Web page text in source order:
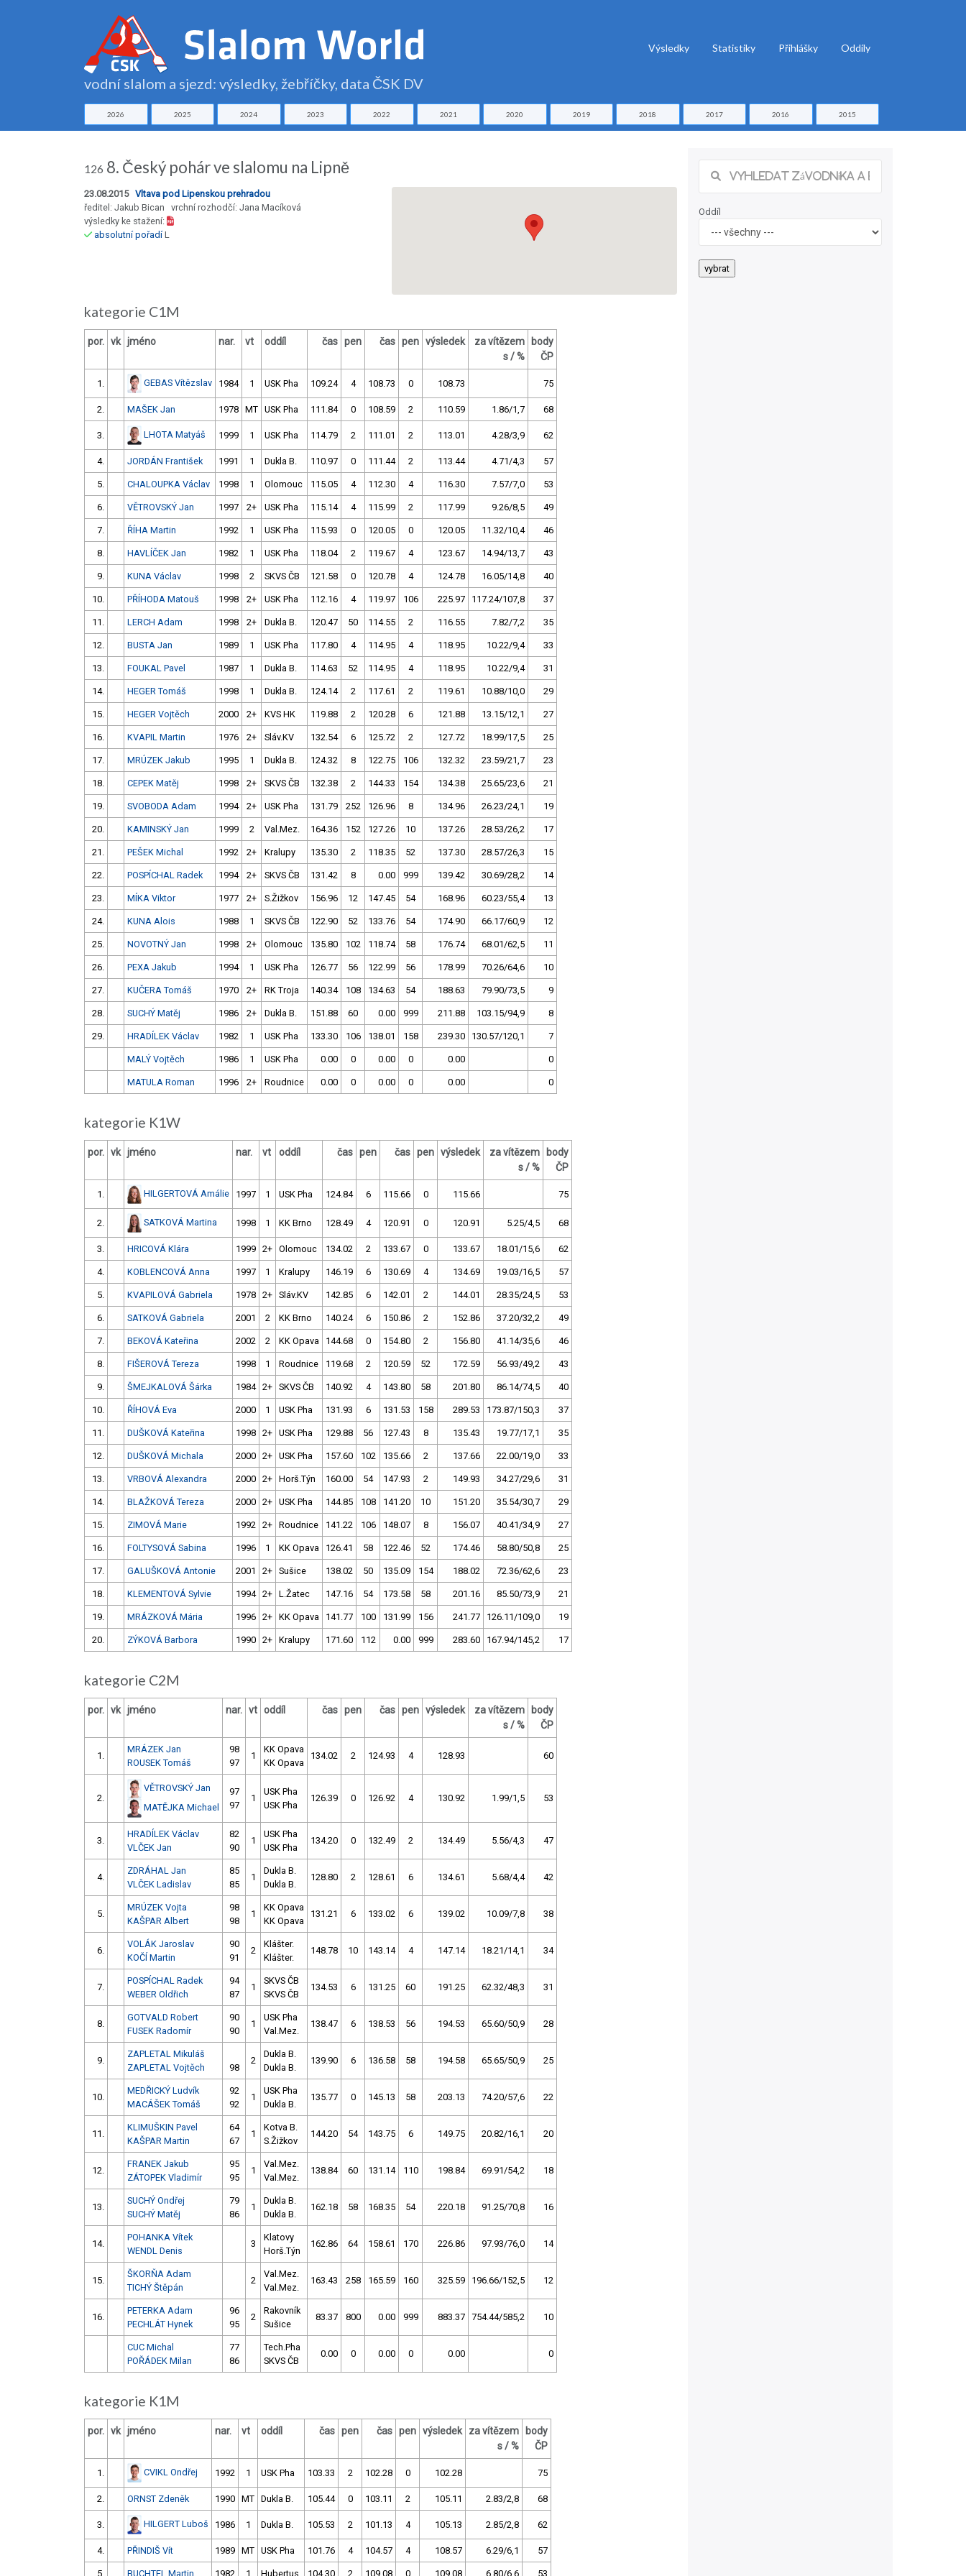
vodní slalom a sjezd: výsledky, žebříčky, data ČSK DV
Výsledky Statistiky Přihlášky Oddíly
2026 2025 2024 2023 2022 2021 2020 2019 2018 2017 2016 2015
126 8. Český pohár ve slalomu na Lipně
23.08.2015 Vltava pod Lipenskou prehradou
ředitel: Jakub Bican vrchní rozhodčí: Jana Macíková
výsledky ke stažení:
absolutní pořadíL
kategorie C1M
por. vk jméno nar. vt oddíl čas pen čas pen výsledek
za vítězem
s / %
body
ČP
1. GEBAS Vítězslav 1984 1 USK Pha 109.24 4 108.73 0 108.73 75
2. MAŠEK Jan 1978 MT USK Pha 111.84 0 108.59 2 110.59 1.86/1,7 68
3. LHOTA Matyáš 1999 1 USK Pha 114.79 2 111.01 2 113.01 4.28/3,9 62
4. JORDÁN František 1991 1 Dukla B. 110.97 0 111.44 2 113.44 4.71/4,3 57
5. CHALOUPKA Václav 1998 1 Olomouc 115.05 4 112.30 4 116.30 7.57/7,0 53
6. VĚTROVSKÝ Jan 1997 2+ USK Pha 115.14 4 115.99 2 117.99 9.26/8,5 49
7. ŘÍHA Martin 1992 1 USK Pha 115.93 0 120.05 0 120.05 11.32/10,4 46
8. HAVLÍČEK Jan 1982 1 USK Pha 118.04 2 119.67 4 123.67 14.94/13,7 43
9. KUNA Václav 1998 2 SKVS ČB 121.58 0 120.78 4 124.78 16.05/14,8 40
10. PŘÍHODA Matouš 1998 2+ USK Pha 112.16 4 119.97 106 225.97 117.24/107,8 37
11. LERCH Adam 1998 2+ Dukla B. 120.47 50 114.55 2 116.55 7.82/7,2 35
12. BUSTA Jan 1989 1 USK Pha 117.80 4 114.95 4 118.95 10.22/9,4 33
13. FOUKAL Pavel 1987 1 Dukla B. 114.63 52 114.95 4 118.95 10.22/9,4 31
14. HEGER Tomáš 1998 1 Dukla B. 124.14 2 117.61 2 119.61 10.88/10,0 29
15. HEGER Vojtěch 2000 2+ KVS HK 119.88 2 120.28 6 121.88 13.15/12,1 27
16. KVAPIL Martin 1976 2+ Sláv.KV 132.54 6 125.72 2 127.72 18.99/17,5 25
17. MRÚZEK Jakub 1995 1 Dukla B. 124.32 8 122.75 106 132.32 23.59/21,7 23
18. CEPEK Matěj 1998 2+ SKVS ČB 132.38 2 144.33 154 134.38 25.65/23,6 21
19. SVOBODA Adam 1994 2+ USK Pha 131.79 252 126.96 8 134.96 26.23/24,1 19
20. KAMINSKÝ Jan 1999 2 Val.Mez. 164.36 152 127.26 10 137.26 28.53/26,2 17
21. PEŠEK Michal 1992 2+ Kralupy 135.30 2 118.35 52 137.30 28.57/26,3 15
22. POSPÍCHAL Radek 1994 2+ SKVS ČB 131.42 8 0.00 999 139.42 30.69/28,2 14
23. MÍKA Viktor 1977 2+ S.Žižkov 156.96 12 147.45 54 168.96 60.23/55,4 13
24. KUNA Alois 1988 1 SKVS ČB 122.90 52 133.76 54 174.90 66.17/60,9 12
25. NOVOTNÝ Jan 1998 2+ Olomouc 135.80 102 118.74 58 176.74 68.01/62,5 11
26. PEXA Jakub 1994 1 USK Pha 126.77 56 122.99 56 178.99 70.26/64,6 10
27. KUČERA Tomáš 1970 2+ RK Troja 140.34 108 134.63 54 188.63 79.90/73,5 9
28. SUCHÝ Matěj 1986 2+ Dukla B. 151.88 60 0.00 999 211.88 103.15/94,9 8
29. HRADÍLEK Václav 1982 1 USK Pha 133.30 106 138.01 158 239.30 130.57/120,1 7
MALÝ Vojtěch 1986 1 USK Pha 0.00 0 0.00 0 0.00 0
MATULA Roman 1996 2+ Roudnice 0.00 0 0.00 0 0.00 0
kategorie K1W
por. vk jméno nar. vt oddíl čas pen čas pen výsledek
za vítězem
s / %
body
ČP
1. HILGERTOVÁ Amálie 1997 1 USK Pha 124.84 6 115.66 0 115.66 75
2. SATKOVÁ Martina 1998 1 KK Brno 128.49 4 120.91 0 120.91 5.25/4,5 68
3. HRICOVÁ Klára 1999 2+ Olomouc 134.02 2 133.67 0 133.67 18.01/15,6 62
4. KOBLENCOVÁ Anna 1997 1 Kralupy 146.19 6 130.69 4 134.69 19.03/16,5 57
5. KVAPILOVÁ Gabriela 1978 2+ Sláv.KV 142.85 6 142.01 2 144.01 28.35/24,5 53
6. SATKOVÁ Gabriela 2001 2 KK Brno 140.24 6 150.86 2 152.86 37.20/32,2 49
7. BEKOVÁ Kateřina 2002 2 KK Opava 144.68 0 154.80 2 156.80 41.14/35,6 46
8. FIŠEROVÁ Tereza 1998 1 Roudnice 119.68 2 120.59 52 172.59 56.93/49,2 43
9. ŠMEJKALOVÁ Šárka 1984 2+ SKVS ČB 140.92 4 143.80 58 201.80 86.14/74,5 40
10. ŘÍHOVÁ Eva 2000 1 USK Pha 131.93 6 131.53 158 289.53 173.87/150,3 37
11. DUŠKOVÁ Kateřina 1998 2+ USK Pha 129.88 56 127.43 8 135.43 19.77/17,1 35
12. DUŠKOVÁ Michala 2000 2+ USK Pha 157.60 102 135.66 2 137.66 22.00/19,0 33
13. VRBOVÁ Alexandra 2000 2+ Horš.Týn 160.00 54 147.93 2 149.93 34.27/29,6 31
14. BLAŽKOVÁ Tereza 2000 2+ USK Pha 144.85 108 141.20 10 151.20 35.54/30,7 29
15. ZIMOVÁ Marie 1992 2+ Roudnice 141.22 106 148.07 8 156.07 40.41/34,9 27
16. FOLTYSOVÁ Sabina 1996 1 KK Opava 126.41 58 122.46 52 174.46 58.80/50,8 25
17. GALUŠKOVÁ Antonie 2001 2+ Sušice 138.02 50 135.09 154 188.02 72.36/62,6 23
18. KLEMENTOVÁ Sylvie 1994 2+ L.Žatec 147.16 54 173.58 58 201.16 85.50/73,9 21
19. MRÁZKOVÁ Mária 1996 2+ KK Opava 141.77 100 131.99 156 241.77 126.11/109,0 19
20. ZÝKOVÁ Barbora 1990 2+ Kralupy 171.60 112 0.00 999 283.60 167.94/145,2 17
kategorie C2M
por. vk jméno nar. vt oddíl čas pen čas pen výsledek
za vítězem
s / %
body
ČP
1.
MRÁZEK Jan
ROUSEK Tomáš
98
97
1
KK Opava
KK Opava
134.02 2 124.93 4 128.93 60
2.
VĚTROVSKÝ Jan
MATĚJKA Michael
97
97
1
USK Pha
USK Pha
126.39 0 126.92 4 130.92 1.99/1,5 53
3.
HRADÍLEK Václav
VLČEK Jan
82
90
1
USK Pha
USK Pha
134.20 0 132.49 2 134.49 5.56/4,3 47
4.
ZDRÁHAL Jan
VLČEK Ladislav
85
85
1
Dukla B.
Dukla B.
128.80 2 128.61 6 134.61 5.68/4,4 42
5.
MRÚZEK Vojta
KAŠPAR Albert
98
98
1
KK Opava
KK Opava
131.21 6 133.02 6 139.02 10.09/7,8 38
6.
VOLÁK Jaroslav
KOČÍ Martin
90
91
2
Klášter.
Klášter.
148.78 10 143.14 4 147.14 18.21/14,1 34
7.
POSPÍCHAL Radek
WEBER Oldřich
94
87
1
SKVS ČB
SKVS ČB
134.53 6 131.25 60 191.25 62.32/48,3 31
8.
GOTVALD Robert
FUSEK Radomír
90
90
1
USK Pha
Val.Mez.
138.47 6 138.53 56 194.53 65.60/50,9 28
9.
ZAPLETAL Mikuláš
ZAPLETAL Vojtěch
98
2
Dukla B.
Dukla B.
139.90 6 136.58 58 194.58 65.65/50,9 25
10.
MEDŘICKÝ Ludvík
MACÁŠEK Tomáš
92
92
1
USK Pha
Dukla B.
135.77 0 145.13 58 203.13 74.20/57,6 22
11.
KLIMUŠKIN Pavel
KAŠPAR Martin
64
67
1
Kotva B.
S.Žižkov
144.20 54 143.75 6 149.75 20.82/16,1 20
12.
FRANEK Jakub
ZÁTOPEK Vladimír
95
95
1
Val.Mez.
Val.Mez.
138.84 60 131.14 110 198.84 69.91/54,2 18
13.
SUCHÝ Ondřej
SUCHÝ Matěj
79
86
1
Dukla B.
Dukla B.
162.18 58 168.35 54 220.18 91.25/70,8 16
14.
POHANKA Vítek
WENDL Denis
3
Klatovy
Horš.Týn
162.86 64 158.61 170 226.86 97.93/76,0 14
15.
ŠKORŇA Adam
TICHÝ Štěpán
2
Val.Mez.
Val.Mez.
163.43 258 165.59 160 325.59 196.66/152,5 12
16.
PETERKA Adam
PECHLÁT Hynek
96
95
2
Rakovník
Sušice
83.37 800 0.00 999 883.37 754.44/585,2 10
CUC Michal
POŘÁDEK Milan
77
86
Tech.Pha
SKVS ČB
0.00 0 0.00 0 0.00 0
kategorie K1M
por. vk jméno nar. vt oddíl čas pen čas pen výsledek
za vítězem
s / %
body
ČP
1. CVIKL Ondřej 1992 1 USK Pha 103.33 2 102.28 0 102.28 75
2. ORNST Zdeněk 1990 MT Dukla B. 105.44 0 103.11 2 105.11 2.83/2,8 68
3. HILGERT Luboš 1986 1 Dukla B. 105.53 2 101.13 4 105.13 2.85/2,8 62
4. PŘINDIŠ Vít 1989 MT USK Pha 101.76 4 104.57 4 108.57 6.29/6,1 57
5. BUCHTEL Martin 1982 1 Hubertus 104.30 2 109.08 0 109.08 6.80/6,6 53
Oddíl